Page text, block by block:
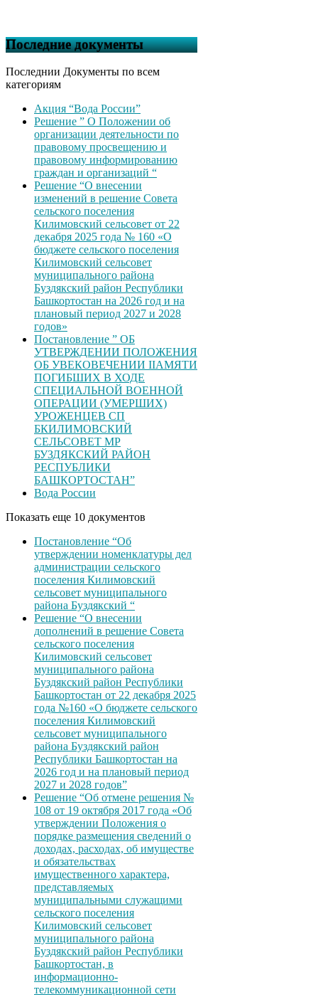
Последние документы
Последнии Документы по всем
категориям
Акция “Вода России”
Решение ” О Положении об
организации деятельности по
правовому просвещению и
правовому информированию
граждан и организаций “
Решение “О внесении
изменений в решение Совета
сельского поселения
Килимовский сельсовет от 22
декабря 2025 года № 160 «О
бюджете сельского поселения
Килимовский сельсовет
муниципального района
Буздякский район Республики
Башкортостан на 2026 год и на
плановый период 2027 и 2028
годов»
Постановление ” ОБ
УТВЕРЖДЕНИИ ПОЛОЖЕНИЯ
ОБ УВЕКОВЕЧЕНИИ ІІАМЯТИ
ПОГИБШИХ В ХОДЕ
СПЕЦИАЛЬНОЙ ВОЕННОЙ
ОПЕРАЦИИ (УМЕРШИХ)
УРОЖЕНЦЕВ CП
БКИЛИМОВСКИЙ
СЕЛЬСОВЕТ МР
БУЗДЯКСКИЙ РАЙОН
РЕСПУБЛИКИ
БАШКОРТОСТАН”
Вода России
Показать еще 10 документов
Постановление “Об
утверждении номенклатуры дел
администрации сельского
поселения Килимовский
сельсовет муниципального
района Буздякский “
Решение “О внесении
дополнений в решение Совета
сельского поселения
Килимовский сельсовет
муниципального района
Буздякский район Республики
Башкортостан от 22 декабря 2025
года №160 «О бюджете сельского
поселения Килимовский
сельсовет муниципального
района Буздякский район
Республики Башкортостан на
2026 год и на плановый период
2027 и 2028 годов”
Решение “Об отмене решения №
108 от 19 октября 2017 года «Об
утверждении Положения о
порядке размещения сведений о
доходах, расходах, об имуществе
и обязательствах
имущественного характера,
представляемых
муниципальными служащими
сельского поселения
Килимовский сельсовет
муниципального района
Буздякский район Республики
Башкортостан, в
информационно-
телекоммуникационной сети